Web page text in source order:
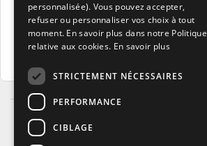
7.95€
30 Points
Ajouter au panier
personnalisée). Vous pouvez accepter,
refuser ou personnaliser vos choix à tout
moment. En savoir plus dans notre Politique
relative aux cookies. En savoir plus
STRICTEMENT NÉCESSAIRES
PERFORMANCE
CIBLAGE